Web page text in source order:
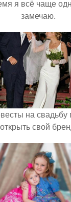
я всё чаще
замечаю.
на
открыть свой